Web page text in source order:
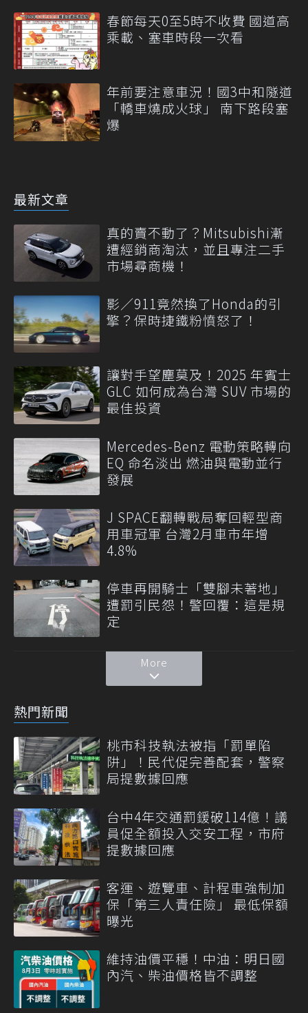
春節每天0至5時不收費 國道高
乘載、塞車時段一次看
年前要注意車況！國3中和隧道
「轎車燒成火球」 南下路段塞
爆
最新文章
真的賣不動了？Mitsubishi漸
遭經銷商淘汰，並且專注二手
市場尋商機！
影／911竟然換了Honda的引
擎？保時捷鐵粉憤怒了！
讓對手望塵莫及！2025 年賓士
GLC 如何成為台灣 SUV 市場的
最佳投資
Mercedes-Benz 電動策略轉向
EQ 命名淡出 燃油與電動並行
發展
J SPACE翻轉戰局奪回輕型商
用車冠軍 台灣2月車市年增
4.8%
停車再開騎士「雙腳未著地」
遭罰引民怨！警回覆：這是規
定
More
熱門新聞
桃市科技執法被指「罰單陷
阱」！民代促完善配套，警察
局提數據回應
台中4年交通罰鍰破114億！議
員促全額投入交安工程，市府
提數據回應
客運、遊覽車、計程車強制加
保「第三人責任險」 最低保額
曝光
維持油價平穩！中油：明日國
內汽、柴油價格皆不調整